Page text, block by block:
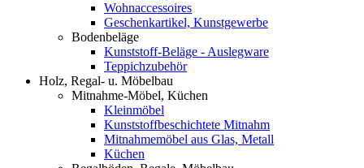
Wohnaccessoires
Geschenkartikel, Kunstgewerbe
Bodenbeläge
Kunststoff-Beläge - Auslegware
Teppichzubehör
Holz, Regal- u. Möbelbau
Mitnahme-Möbel, Küchen
Kleinmöbel
Kunststoffbeschichtete Mitnahm
Mitnahmemöbel aus Glas, Metall
Küchen